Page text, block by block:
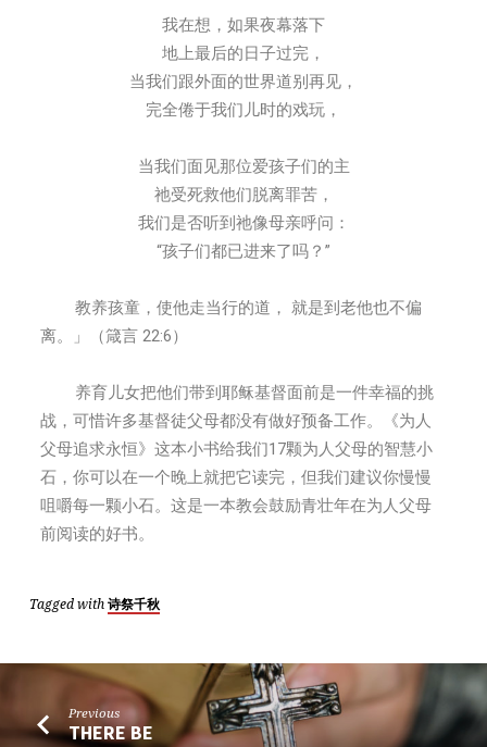
我在想，如果夜幕落下
地上最后的日子过完，
当我们跟外面的世界道别再见，
完全倦于我们儿时的戏玩，
当我们面见那位爱孩子们的主
祂受死救他们脱离罪苦，
我们是否听到祂像母亲呼问：
“孩子们都已进来了吗？”
教养孩童，使他走当行的道， 就是到老他也不偏
离。」（箴言 22:6）
养育儿女把他们带到耶稣基督面前是一件幸福的挑
战，可惜许多基督徒父母都没有做好预备工作。《为人
父母追求永恒》这本小书给我们17颗为人父母的智慧小
石，你可以在一个晚上就把它读完，但我们建议你慢慢
咀嚼每一颗小石。这是一本教会鼓励青壮年在为人父母
前阅读的好书。
Tagged with 诗祭千秋
Previous
THERE BE